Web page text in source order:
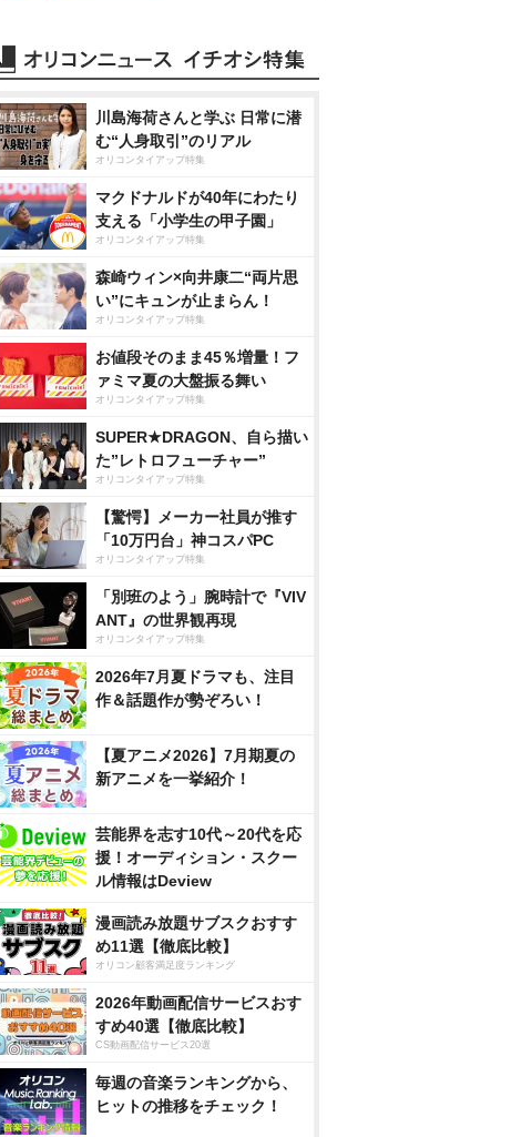
川島海荷さんと学ぶ 日常に潜
む“人身取引”のリアル
オリコンタイアップ特集
マクドナルドが40年にわたり
支える「小学生の甲子園」
オリコンタイアップ特集
森崎ウィン×向井康二“両片思
い”にキュンが止まらん！
オリコンタイアップ特集
お値段そのまま45％増量！フ
ァミマ夏の大盤振る舞い
オリコンタイアップ特集
SUPER★DRAGON、自ら描い
た”レトロフューチャー”
オリコンタイアップ特集
【驚愕】メーカー社員が推す
「10万円台」神コスパPC
オリコンタイアップ特集
「別班のよう」腕時計で『VIV
ANT』の世界観再現
オリコンタイアップ特集
2026年7月夏ドラマも、注目
作＆話題作が勢ぞろい！
【夏アニメ2026】7月期夏の
新アニメを一挙紹介！
芸能界を志す10代～20代を応
援！オーディション・スクー
ル情報はDeview
漫画読み放題サブスクおすす
め11選【徹底比較】
オリコン顧客満足度ランキング
2026年動画配信サービスおす
すめ40選【徹底比較】
CS動画配信サービス20選
毎週の音楽ランキングから、
ヒットの推移をチェック！